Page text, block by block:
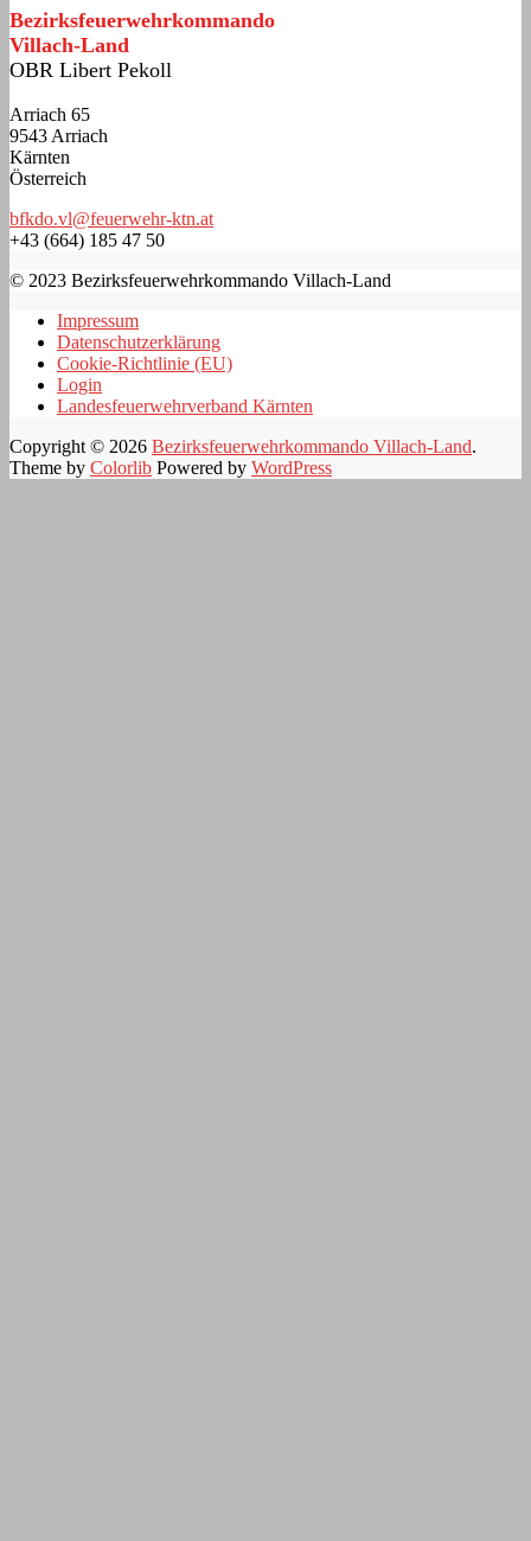
Bezirksfeuerwehrkommando
Villach-Land
OBR Libert Pekoll
Arriach 65
9543 Arriach
Kärnten
Österreich
bfkdo.vl@feuerwehr-ktn.at
+43 (664) 185 47 50
© 2023 Bezirksfeuerwehrkommando Villach-Land
Impressum
Datenschutzerklärung
Cookie-Richtlinie (EU)
Login
Landesfeuerwehrverband Kärnten
Copyright © 2026 Bezirksfeuerwehrkommando Villach-Land.
Theme by Colorlib Powered by WordPress